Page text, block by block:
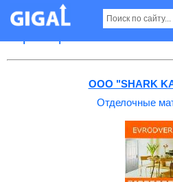
Отделочные материалы в
OOO "SHARK
Отделочные